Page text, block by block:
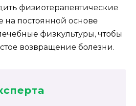
физиотерапевтические
на постоянной основе
физкультуры, чтобы
возвращение болезни.